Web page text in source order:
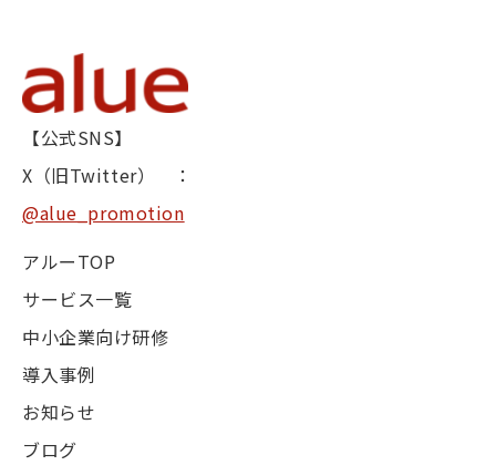
【公式SNS】
X（旧Twitter） ：
@alue_promotion
アルーTOP
サービス一覧
中小企業向け研修
導入事例
お知らせ
ブログ